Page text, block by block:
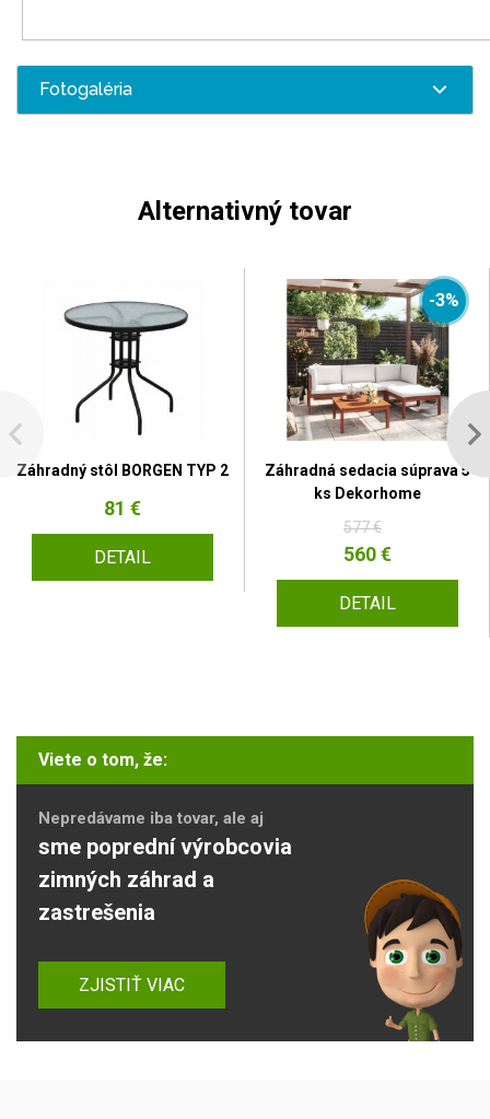
Fotogaléria
Alternativný tovar
Záhradný stôl BORGEN TYP 2
81 €
DETAIL
-3%
Záhradná sedacia súprava 5
ks Dekorhome
577 €
560 €
DETAIL
Viete o tom, že:
Nepredávame iba tovar, ale aj
sme poprední výrobcovia
zimných záhrad a
zastrešenia
ZJISTIŤ VIAC